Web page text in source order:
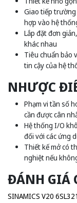
Giao tiếp trường
hợp vào hệ
Lắp đặt đơn
khác nhau
Tiêu chuẩn bảo
tin cậy của hệ
NHƯỢC
Phạm vi tần số
cần được cân
Hệ thống I/O
đối với các ứng
Thiết kế mở có
nghiệt nếu
ĐÁNH GIÁ
SINAMICS V20